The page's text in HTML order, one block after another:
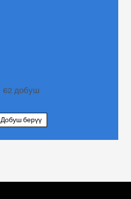
62 добуш
Добуш берүү